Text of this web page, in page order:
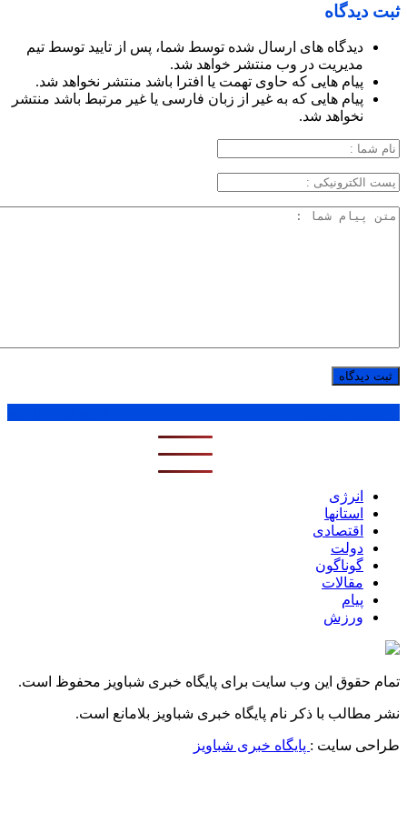
ثبت دیدگاه
دیدگاه های ارسال شده توسط شما، پس از تایید توسط تیم
مدیریت در وب منتشر خواهد شد.
پیام هایی که حاوی تهمت یا افترا باشد منتشر نخواهد شد.
پیام هایی که به غیر از زبان فارسی یا غیر مرتبط باشد منتشر
نخواهد شد.
انرژی
استانها
اقتصادی
دولت
گوناگون
مقالات
پیام
ورزش
تمام حقوق این وب سایت برای پایگاه خبری شباویز محفوظ است.
نشر مطالب با ذکر نام پایگاه خبری شباویز بلامانع است.
طراحی سایت : پایگاه خبری شباویز